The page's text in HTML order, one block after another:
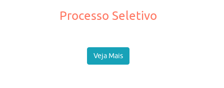
Processo Seletivo
Veja Mais